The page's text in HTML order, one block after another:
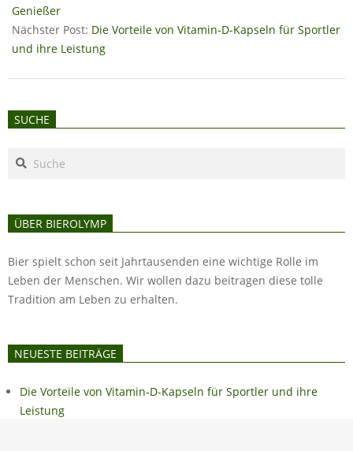
29
Genießer
Nächster Post: Die Vorteile von Vitamin-D-Kapseln für Sportler
und ihre Leistung
SUCHE
Search
ÜBER BIEROLYMP
Bier spielt schon seit Jahrtausenden eine wichtige Rolle im
Leben der Menschen. Wir wollen dazu beitragen diese tolle
Tradition am Leben zu erhalten.
NEUESTE BEITRÄGE
Die Vorteile von Vitamin-D-Kapseln für Sportler und ihre
Leistung